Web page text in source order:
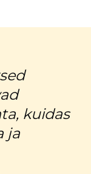
kuidas
ja